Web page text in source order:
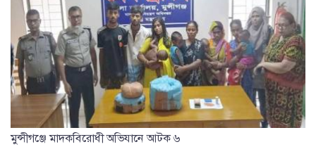
মুন্সীগঞ্জে মাদকবিরোধী অভিযানে আটক ৬